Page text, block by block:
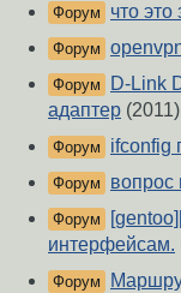
Форум что
Форум
Форум
D-Link
адаптер (2011)
Форум ifconfig
Форум вопрос
Форум
интерфейсам.
Форум